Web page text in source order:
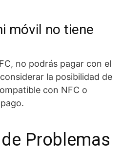
móvil no tiene
no podrás pagar con el
la posibilidad de
con NFC o
Problemas